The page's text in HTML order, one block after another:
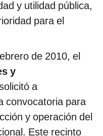
y utilidad pública,
para el
de 2010, el
y
a
convocatoria para
y operación del
Este recinto